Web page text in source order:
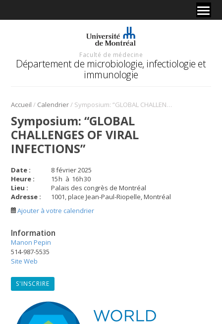
Faculté de médecine
Département de microbiologie, infectiologie et
immunologie
Accueil / Calendrier/ Symposium: “GLOBAL CHALLENGES OF VIRAL INFECTIONS”
Symposium: “GLOBAL
CHALLENGES OF VIRAL
INFECTIONS”
Date :
8 février 2025
Heure :
15h à 16h30
Lieu :
Palais des congrès de Montréal
Adresse :
1001, place Jean-Paul-Riopelle, Montréal
Ajouter à votre calendrier
Information
Manon Pepin
514-987-5535
Site Web
S'INSCRIRE